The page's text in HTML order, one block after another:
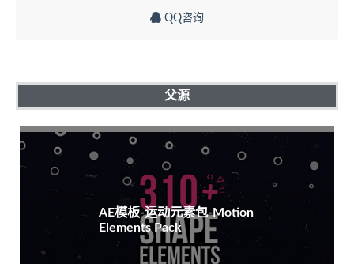
QQ咨询
父源
AE模板-运动元素包-Motion
Elements Pack